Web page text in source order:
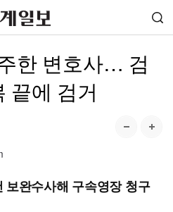
한 변호사… 검
끝에 검거
보완수사해 구속영장 청구